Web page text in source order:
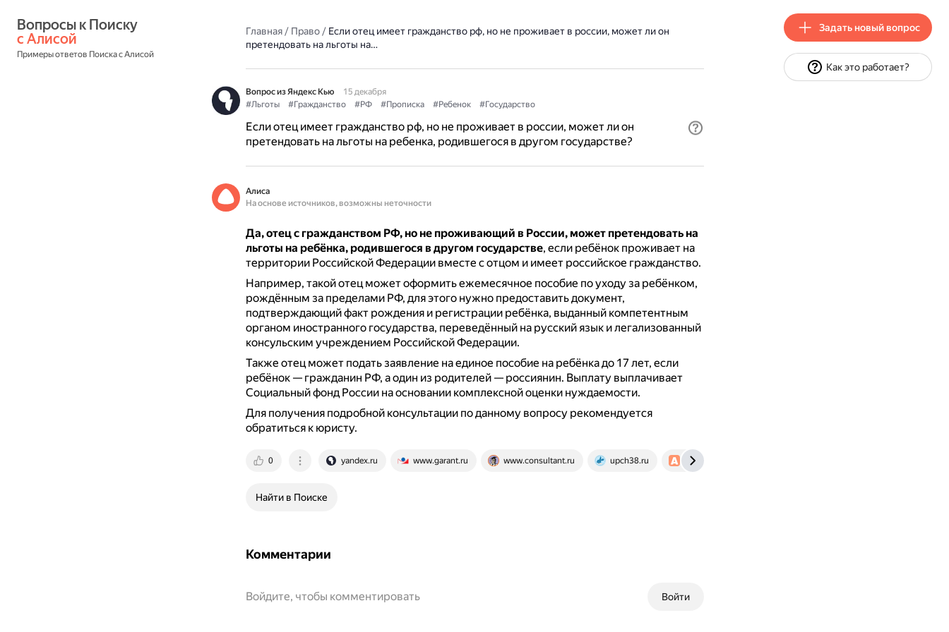
с Алисой
Примеры ответов Поиска с Алисой
Главная/ Право/ Если отец имеет гражданство рф, но не проживает в россии, может ли он
претендовать на льготы на…
Вопрос из Яндекс Кью
15 декабря
#Льготы
#Гражданство #РФ #Прописка #Ребенок #Государство
Если отец имеет гражданство рф, но не проживает в россии, может ли он
претендовать на льготы на ребенка, родившегося в другом государстве?
Алиса
На основе источников, возможны неточности
Да, отец с гражданством РФ, но не проживающий в России, может претендовать на
льготы на ребёнка, родившегося в другом государстве, если ребёнок проживает на
территории Российской Федерации вместе с отцом и имеет российское гражданство.
Например, такой отец может оформить ежемесячное пособие по уходу за ребёнком,
рождённым за пределами РФ, для этого нужно предоставить документ,
подтверждающий факт рождения и регистрации ребёнка, выданный компетентным
органом иностранного государства, переведённый на русский язык и легализованный
консульским учреждением Российской Федерации.
Также отец может подать заявление на единое пособие на ребёнка до 17 лет, если
ребёнок — гражданин РФ, а один из родителей — россиянин. Выплату выплачивает
Социальный фонд России на основании комплексной оценки нуждаемости.
Для получения подробной консультации по данному вопросу рекомендуется
обратиться к юристу.
0 yandex.ru www.garant.ru www.consultant.ru upch38.ru www.advgazeta.ru
Найти в Поиске
Комментарии
Войти
Войдите, чтобы комментировать
Задать новый вопрос
Как это работает?